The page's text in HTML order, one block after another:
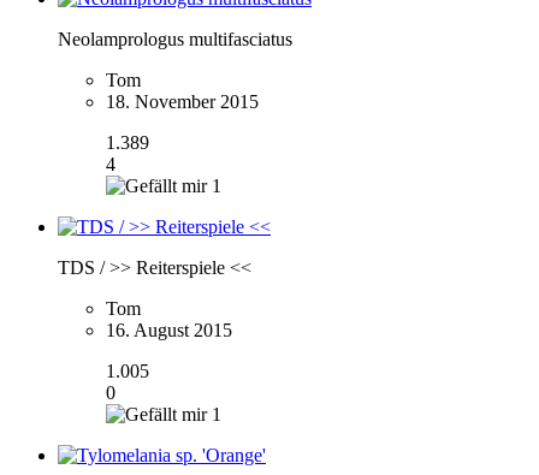
Neolamprologus multifasciatus
Tom
18. November 2015
1.389
4
1
TDS / >> Reiterspiele <<
Tom
16. August 2015
1.005
0
1